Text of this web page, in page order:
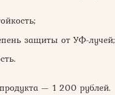
защиты от УФ-лучей;
— 1 200 рублей.